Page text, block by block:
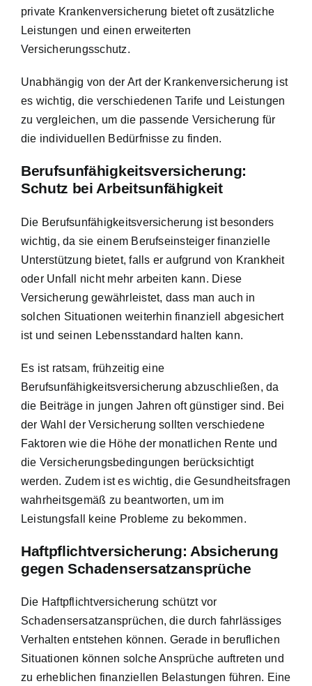
private Krankenversicherung bietet oft zusätzliche
Leistungen und einen erweiterten
Versicherungsschutz.
Unabhängig von der Art der Krankenversicherung ist
es wichtig, die verschiedenen Tarife und Leistungen
zu vergleichen, um die passende Versicherung für
die individuellen Bedürfnisse zu finden.
Berufsunfähigkeitsversicherung:
Schutz bei Arbeitsunfähigkeit
Die Berufsunfähigkeitsversicherung ist besonders
wichtig, da sie einem Berufseinsteiger finanzielle
Unterstützung bietet, falls er aufgrund von Krankheit
oder Unfall nicht mehr arbeiten kann. Diese
Versicherung gewährleistet, dass man auch in
solchen Situationen weiterhin finanziell abgesichert
ist und seinen Lebensstandard halten kann.
Es ist ratsam, frühzeitig eine
Berufsunfähigkeitsversicherung abzuschließen, da
die Beiträge in jungen Jahren oft günstiger sind. Bei
der Wahl der Versicherung sollten verschiedene
Faktoren wie die Höhe der monatlichen Rente und
die Versicherungsbedingungen berücksichtigt
werden. Zudem ist es wichtig, die Gesundheitsfragen
wahrheitsgemäß zu beantworten, um im
Leistungsfall keine Probleme zu bekommen.
Haftpflichtversicherung: Absicherung
gegen Schadensersatzansprüche
Die Haftpflichtversicherung schützt vor
Schadensersatzansprüchen, die durch fahrlässiges
Verhalten entstehen können. Gerade in beruflichen
Situationen können solche Ansprüche auftreten und
zu erheblichen finanziellen Belastungen führen. Eine